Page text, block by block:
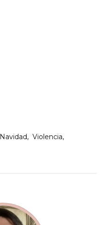
Navidad Violencia